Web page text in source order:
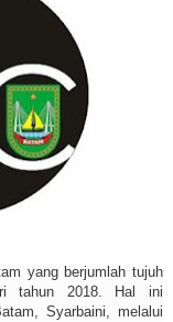
yang berjumlah tujuh
tahun 2018. Hal ini
Syarbaini, melalui